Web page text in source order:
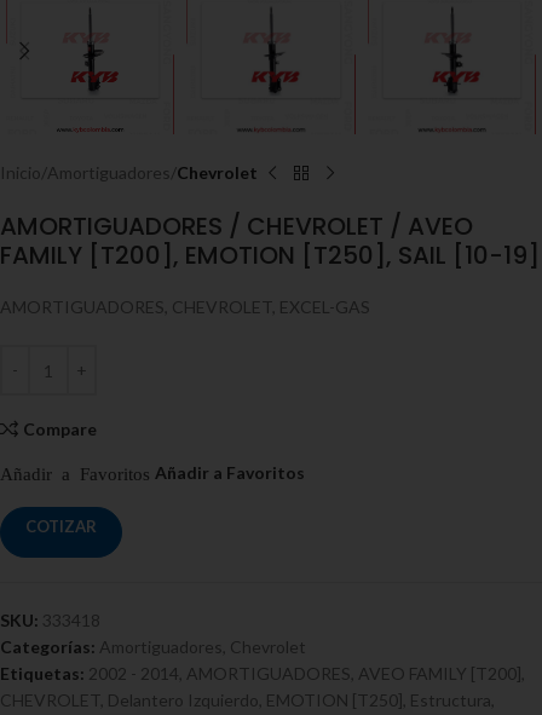
Inicio Amortiguadores Chevrolet
AMORTIGUADORES / CHEVROLET / AVEO
FAMILY [T200], EMOTION [T250], SAIL [10-19]
AMORTIGUADORES, CHEVROLET, EXCEL-GAS
Compare
COTIZAR
SKU: 333418
Categorías: Amortiguadores Chevrolet
Etiquetas: 2002 - 2014 AMORTIGUADORES AVEO FAMILY [T200]
CHEVROLET Delantero Izquierdo EMOTION [T250] Estructura